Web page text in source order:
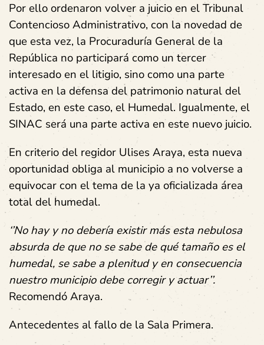
Por ello ordenaron volver a juicio en el Tribunal
Contencioso Administrativo, con la novedad de
que esta vez, la Procuraduría General de la
República no participará como un tercer
interesado en el litigio, sino como una parte
activa en la defensa del patrimonio natural del
Estado, en este caso, el Humedal. Igualmente, el
SINAC será una parte activa en este nuevo juicio.
En criterio del regidor Ulises Araya, esta nueva
oportunidad obliga al municipio a no volverse a
equivocar con el tema de la ya oficializada área
total del humedal.
‘’No hay y no debería existir más esta nebulosa
absurda de que no se sabe de qué tamaño es el
humedal, se sabe a plenitud y en consecuencia
nuestro municipio debe corregir y actuar’’.
Recomendó Araya.
Antecedentes al fallo de la Sala Primera.